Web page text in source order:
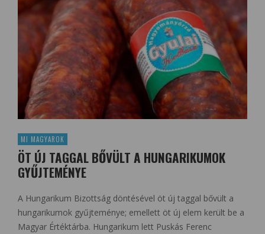
MI MAGYAROK
ÖT ÚJ TAGGAL BŐVÜLT A HUNGARIKUMOK
GYŰJTEMÉNYE
A Hungarikum Bizottság döntésével öt új taggal bővült a
hungarikumok gyűjteménye; emellett öt új elem került be a
Magyar Értéktárba. Hungarikum lett Puskás Ferenc